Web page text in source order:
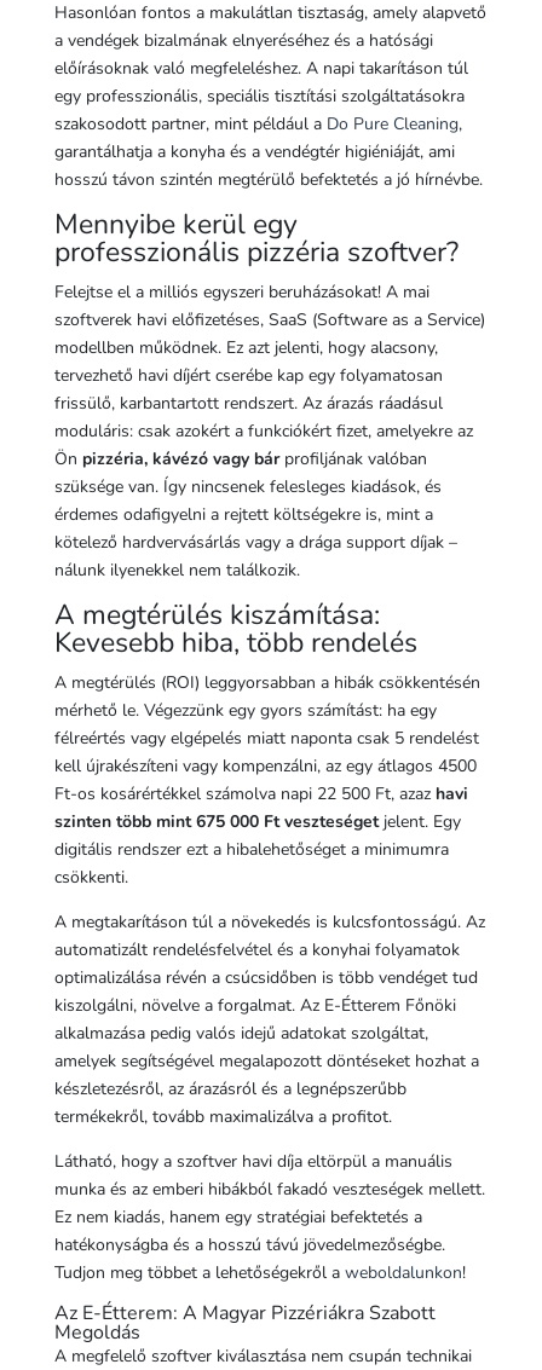
Hasonlóan fontos a makulátlan tisztaság, amely alapvető
a vendégek bizalmának elnyeréséhez és a hatósági
előírásoknak való megfeleléshez. A napi takarításon túl
egy professzionális, speciális tisztítási szolgáltatásokra
szakosodott partner, mint például a Do Pure Cleaning,
garantálhatja a konyha és a vendégtér higiéniáját, ami
hosszú távon szintén megtérülő befektetés a jó hírnévbe.
Mennyibe kerül egy
professzionális pizzéria szoftver?
Felejtse el a milliós egyszeri beruházásokat! A mai
szoftverek havi előfizetéses, SaaS (Software as a Service)
modellben működnek. Ez azt jelenti, hogy alacsony,
tervezhető havi díjért cserébe kap egy folyamatosan
frissülő, karbantartott rendszert. Az árazás ráadásul
moduláris: csak azokért a funkciókért fizet, amelyekre az
Ön pizzéria, kávézó vagy bárprofiljának valóban
szüksége van. Így nincsenek felesleges kiadások, és
érdemes odafigyelni a rejtett költségekre is, mint a
kötelező hardvervásárlás vagy a drága support díjak –
nálunk ilyenekkel nem találkozik.
A megtérülés kiszámítása:
Kevesebb hiba, több rendelés
A megtérülés (ROI) leggyorsabban a hibák csökkentésén
mérhető le. Végezzünk egy gyors számítást: ha egy
félreértés vagy elgépelés miatt naponta csak 5 rendelést
kell újrakészíteni vagy kompenzálni, az egy átlagos 4500
Ft-os kosárértékkel számolva napi 22 500 Ft, azaz havi
szinten több mint 675 000 Ft veszteségetjelent. Egy
digitális rendszer ezt a hibalehetőséget a minimumra
csökkenti.
A megtakarításon túl a növekedés is kulcsfontosságú. Az
automatizált rendelésfelvétel és a konyhai folyamatok
optimalizálása révén a csúcsidőben is több vendéget tud
kiszolgálni, növelve a forgalmat. Az E-Étterem Főnöki
alkalmazása pedig valós idejű adatokat szolgáltat,
amelyek segítségével megalapozott döntéseket hozhat a
készletezésről, az árazásról és a legnépszerűbb
termékekről, tovább maximalizálva a profitot.
Látható, hogy a szoftver havi díja eltörpül a manuális
munka és az emberi hibákból fakadó veszteségek mellett.
Ez nem kiadás, hanem egy stratégiai befektetés a
hatékonyságba és a hosszú távú jövedelmezőségbe.
Tudjon meg többet a lehetőségekről a weboldalunkon!
Az E-Étterem: A Magyar Pizzériákra Szabott
Megoldás
A megfelelő szoftver kiválasztása nem csupán technikai